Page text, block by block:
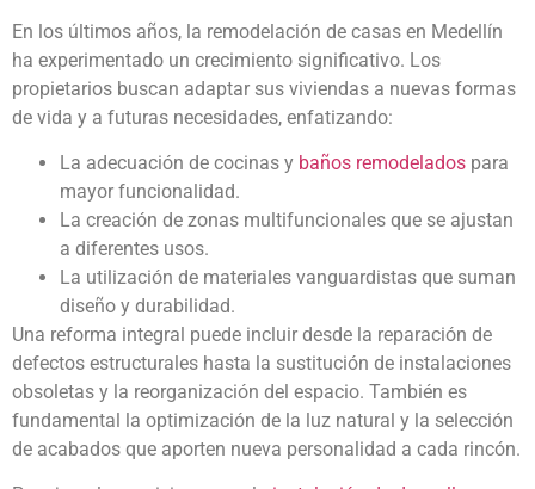
En los últimos años, la remodelación de casas en Medellín
ha experimentado un crecimiento significativo. Los
propietarios buscan adaptar sus viviendas a nuevas formas
de vida y a futuras necesidades, enfatizando:
La adecuación de cocinas y baños remodelados para
mayor funcionalidad.
La creación de zonas multifuncionales que se ajustan
a diferentes usos.
La utilización de materiales vanguardistas que suman
diseño y durabilidad.
Una reforma integral puede incluir desde la reparación de
defectos estructurales hasta la sustitución de instalaciones
obsoletas y la reorganización del espacio. También es
fundamental la optimización de la luz natural y la selección
de acabados que aporten nueva personalidad a cada rincón.